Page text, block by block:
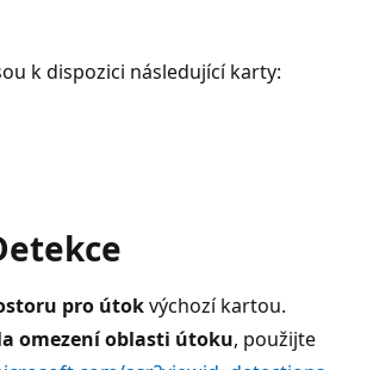
k dispozici následující karty:
pro útokvýchozí kartou.
omezení oblasti útoku, použijte